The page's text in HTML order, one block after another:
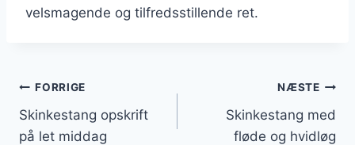
velsmagende og tilfredsstillende ret.
Indlægsnavigation
FORRIGE
Skinkestang opskrift
på let middag
NÆSTE
Skinkestang med
fløde og hvidløg